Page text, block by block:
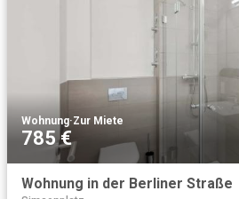
Wohnung·Zur Miete
785 €
Wohnung in der Berliner Straße